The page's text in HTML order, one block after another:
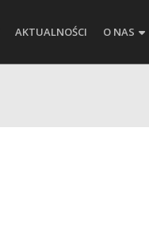
AKTUALNOŚCI O NAS